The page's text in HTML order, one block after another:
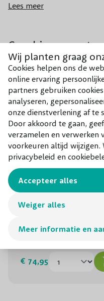
Wij planten graag
Cookies helpen ons de
online ervaring
partners gebruiken
analyseren,
onze dienstverlening af te
Door akkoord te gaan,
verzamelen en verwerken
voorkeuren altijd wijzigen.
privacybeleid en
Meer informatie en
Weiger alles
Accepteer alles
bloemen krijg je in een
Behalve de prachtige en
Summer Bloomstar’
bladeren met
decoratieve rode stelen.
sierwaarde. De bloeiende
maar welgoed
border of pot. Met een
en 150 cmis de Hydrangea
Bloomstar’ een mooie
terras of balkon.
TIP:Hortensia
een mooie vaas en geniet
Lees meer
Geschikt voor
Combineer met
Onze aanraders bij dit
€ 74,95